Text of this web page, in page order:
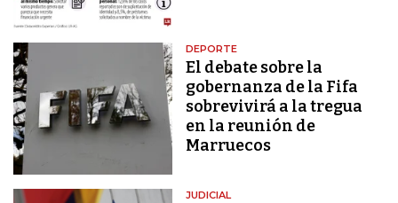
DEPORTE
El debate sobre la
gobernanza de la Fifa
sobrevivirá a la tregua
en la reunión de
Marruecos
JUDICIAL